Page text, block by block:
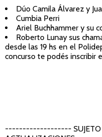
Dúo Camila Álvarez y
Cumbia Perri
Ariel Buchhammer y su
Roberto Lunay sus
desde las 19 hs en el
concurso te podés inscribir
------------------- SUJETO